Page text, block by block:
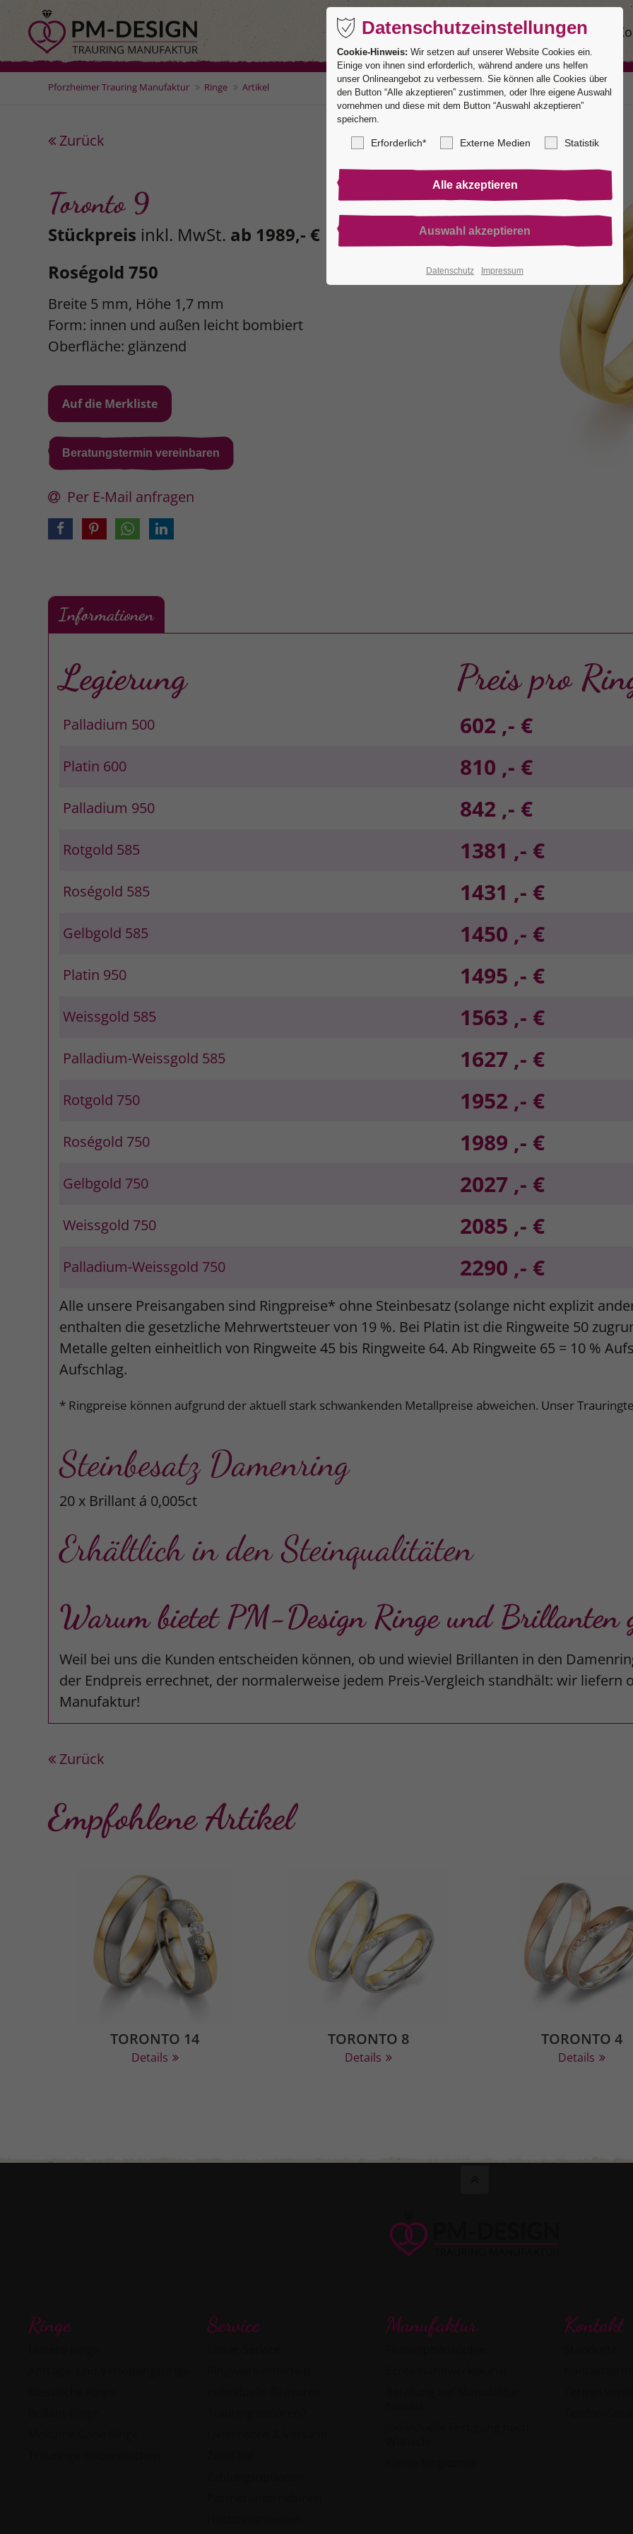
Ringe Service Manufaktur
Pforzheimer Trauring Manufaktur Ringe Artikel
Zurück
Toronto 9
Stückpreis inkl. MwSt. ab 1989,- €
Roségold 750
Breite 5 mm, Höhe 1,7 mm
Form: innen und außen leicht bombiert
Oberfläche: glänzend
Beratungstermin vereinbaren
Per E-Mail anfragen
Informationen
Legierung Preis pro
Palladium 500 602 ,- €
Platin 600 810 ,- €
Palladium 950 842 ,- €
Rotgold 585 1381 ,- €
Roségold 585 1431 ,- €
Gelbgold 585 1450 ,- €
Platin 950 1495 ,- €
Weissgold 585 1563 ,- €
Palladium-Weissgold 585 1627 ,- €
Rotgold 750 1952 ,- €
Roségold 750 1989 ,- €
Gelbgold 750 2027 ,- €
Weissgold 750 2085 ,- €
Palladium-Weissgold 750 2290 ,- €
Alle unsere Preisangaben sind Ringpreise* ohne Steinbesatz (solange nicht explizit
enthalten die gesetzliche Mehrwertsteuer von 19 %. Bei Platin ist die Ringweite 50
Metalle gelten einheitlich von Ringweite 45 bis Ringweite 64. Ab Ringweite 65 = 10 %
Aufschlag.
* Ringpreise können aufgrund der aktuell stark schwankenden Metallpreise abweichen. Unser
Steinbesatz Damenring
20 x Brillant á 0,005ct
Erhältlich in den Steinqualitäten
Warum bietet PM-Design Ringe und Brillanten
Weil bei uns die Kunden entscheiden können, ob und wieviel Brillanten in den
der Endpreis errechnet, der normalerweise jedem Preis-Vergleich standhält: wir liefern
Manufaktur!
Zurück
Empfohlene Artikel
TORONTO 14
Details
TORONTO 8
Details
TORONTO 4
Details
Ringe Service Manufaktur Kontakt
Datenschutzeinstellungen
Cookie-Hinweis: Wir setzen auf unserer Website Cookies ein.
Einige von ihnen sind erforderlich, während andere uns helfen
unser Onlineangebot zu verbessern. Sie können alle Cookies über
den Button “Alle akzeptieren” zustimmen, oder Ihre eigene Auswahl
vornehmen und diese mit dem Button “Auswahl akzeptieren”
speichern.
Erforderlich* Externe Medien Statistik
Datenschutz Impressum